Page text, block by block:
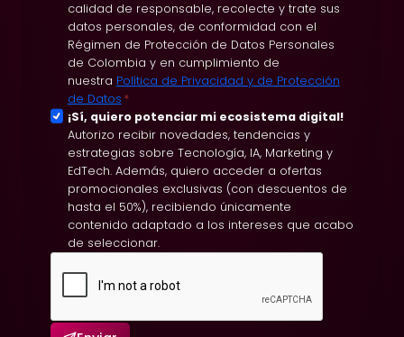
c
calidad de responsable, recolecte y trate sus
datos personales, de conformidad con el
Régimen de Protección de Datos Personales
de Colombia y en cumplimiento de
nuestra Política de Privacidad y de Protección
de Datos *
S
p
ó
¡Sí, quiero potenciar mi ecosistema digital!
Autorizo recibir novedades, tendencias y
estrategias sobre Tecnología, IA, Marketing y
EdTech. Además, quiero acceder a ofertas
promocionales exclusivas (con descuentos de
hasta el 50%), recibiendo únicamente
contenido adaptado a los intereses que acabo
de seleccionar.